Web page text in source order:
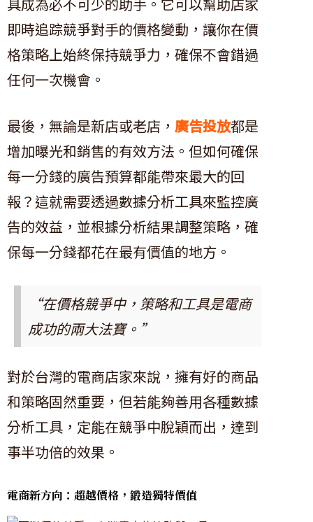
即時追踪競爭對手的價格變動，讓你在價
格策略上始終保持競爭力，確保不會錯過
任何一次機會。
最後，無論是新店或老店， 廣告投放都是
增加曝光和銷售的有效方法。但如何確保
每一分錢的廣告預算都能帶來最大的回
報？這就需要透過數據分析工具來監控廣
告的效益，並根據分析結果調整策略，確
保每一分錢都花在最有價值的地方。
“在價格競爭中，策略和工具是電商
成功的兩大法寶。”
對於台灣的電商店家來說，擁有好的商品
和策略固然重要，但若能夠善用各種數據
分析工具，定能在競爭中脫穎而出，達到
事半功倍的效果。
電商新方向：超越價格，鍛造獨特價值